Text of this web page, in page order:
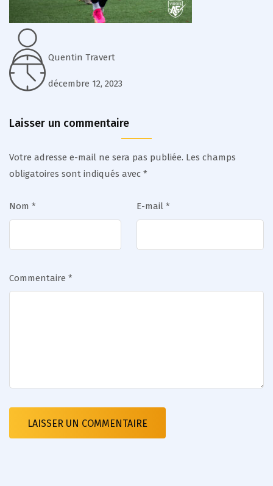
Quentin Travert
décembre 12, 2023
Laisser un commentaire
Votre adresse e-mail ne sera pas publiée. Les champs
obligatoires sont indiqués avec *
Nom * E-mail *
Commentaire *